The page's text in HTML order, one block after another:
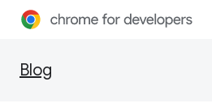
Blog